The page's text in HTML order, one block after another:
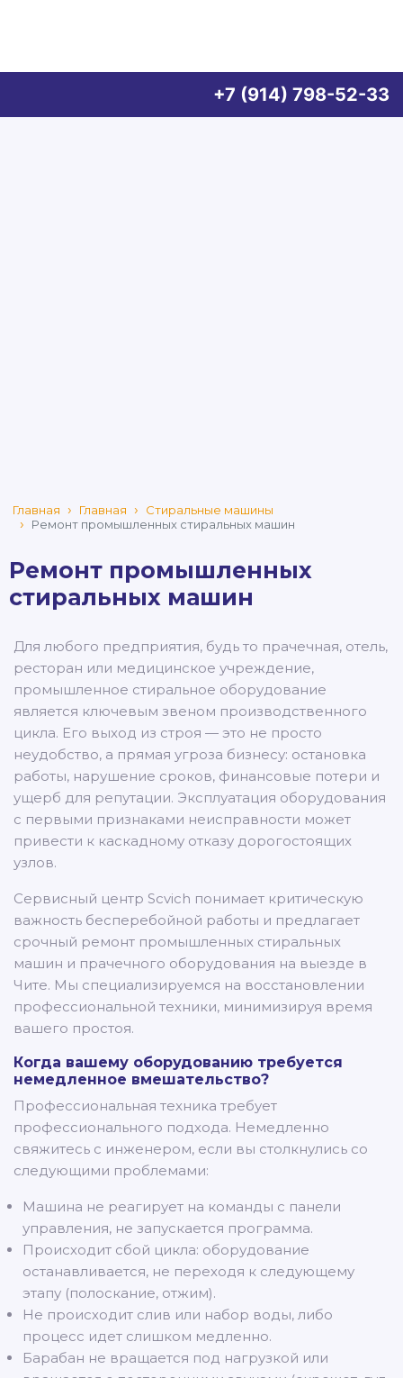
+7 (914) 798-52-33
Главная Главная
Стиральные машины
Ремонт промышленных стиральных машин
Ремонт промышленных
стиральных машин
Для любого предприятия, будь то прачечная, отель,
ресторан или медицинское учреждение,
промышленное стиральное оборудование
является ключевым звеном производственного
цикла. Его выход из строя — это не просто
неудобство, а прямая угроза бизнесу: остановка
работы, нарушение сроков, финансовые потери и
ущерб для репутации. Эксплуатация оборудования
с первыми признаками неисправности может
привести к каскадному отказу дорогостоящих
узлов.
Сервисный центр Scvich понимает критическую
важность бесперебойной работы и предлагает
срочный ремонт промышленных стиральных
машин и прачечного оборудования на выезде в
Чите. Мы специализируемся на восстановлении
профессиональной техники, минимизируя время
вашего простоя.
Когда вашему оборудованию требуется
немедленное вмешательство?
Профессиональная техника требует
профессионального подхода. Немедленно
свяжитесь с инженером, если вы столкнулись со
следующими проблемами:
Машина не реагирует на команды с панели
управления, не запускается программа.
Происходит сбой цикла: оборудование
останавливается, не переходя к следующему
этапу (полоскание, отжим).
Не происходит слив или набор воды, либо
процесс идет слишком медленно.
Барабан не вращается под нагрузкой или